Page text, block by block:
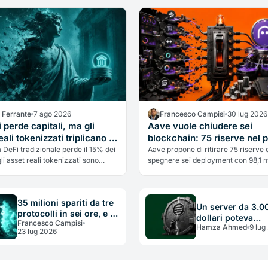
Ferrante 7 ago 2026
perde capitali, ma gli
tokenizzati triplicano a
DeFi tradizionale perde il 15% dei
asset reali tokenizzati sono
Stato.
Francesco Campisi 30 lug 2026
Aave vuole chiudere sei
blockchain: 75 riserve nel
da 98 milioni
Aave propone di ritirare 75 riserve
spegnere sei deployment con 98,1
35 milioni spariti da tre
protocolli in sei ore, e la
crittografia non c'entra
nulla
Francesco Campisi
23 lug 2026
Un server da
dollari poteva
minacciare 70
buco di Aptos e la
Hamza Ahmed 9 lug